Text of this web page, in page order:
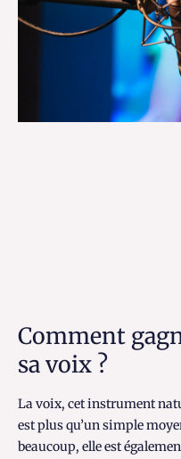
Comment
sa voix ?
La voix, cet instrument
est plus qu’un simple
beaucoup, elle est